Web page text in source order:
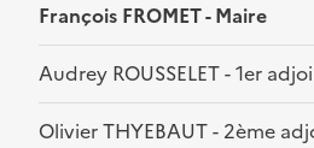
François FROMET - Maire
Audrey ROUSSELET - 1er
Olivier THYEBAUT - 2ème